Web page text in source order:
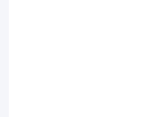
می‌زند. تمامی اتاق‌ها مجهز به
تلویزیون، سیستم تهویه،
چشم‌انداز حیاط مرکزی هستند.
و سنتی یزدی را در